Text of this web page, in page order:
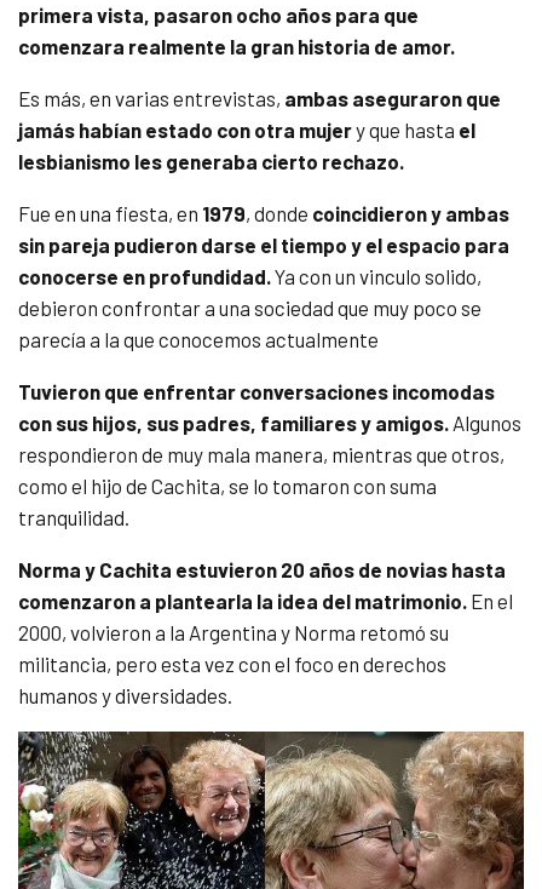
primera vista, pasaron ocho años para que
comenzara realmente la gran historia de amor.
Es más, en varias entrevistas, ambas aseguraron que
jamás habían estado con otra mujery que hasta el
lesbianismo les generaba cierto rechazo.
Fue en una fiesta, en 1979, donde coincidieron y ambas
sin pareja pudieron darse el tiempo y el espacio para
conocerse en profundidad. Ya con un vinculo solido,
debieron confrontar a una sociedad que muy poco se
parecía a la que conocemos actualmente
Tuvieron que enfrentar conversaciones incomodas
con sus hijos, sus padres, familiares y amigos. Algunos
respondieron de muy mala manera, mientras que otros,
como el hijo de Cachita, se lo tomaron con suma
tranquilidad.
Norma y Cachita estuvieron 20 años de novias hasta
comenzaron a plantearla la idea del matrimonio. En el
2000, volvieron a la Argentina y Norma retomó su
militancia, pero esta vez con el foco en derechos
humanos y diversidades.